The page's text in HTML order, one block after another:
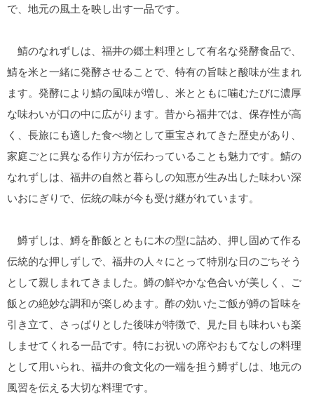
で、地元の風土を映し出す一品です。
鯖のなれずしは、福井の郷土料理として有名な発酵食品で、
鯖を米と一緒に発酵させることで、特有の旨味と酸味が生まれ
ます。発酵により鯖の風味が増し、米とともに噛むたびに濃厚
な味わいが口の中に広がります。昔から福井では、保存性が高
く、長旅にも適した食べ物として重宝されてきた歴史があり、
家庭ごとに異なる作り方が伝わっていることも魅力です。鯖の
なれずしは、福井の自然と暮らしの知恵が生み出した味わい深
いおにぎりで、伝統の味が今も受け継がれています。
鱒ずしは、鱒を酢飯とともに木の型に詰め、押し固めて作る
伝統的な押しずしで、福井の人々にとって特別な日のごちそう
として親しまれてきました。鱒の鮮やかな色合いが美しく、ご
飯との絶妙な調和が楽しめます。酢の効いたご飯が鱒の旨味を
引き立て、さっぱりとした後味が特徴で、見た目も味わいも楽
しませてくれる一品です。特にお祝いの席やおもてなしの料理
として用いられ、福井の食文化の一端を担う鱒ずしは、地元の
風習を伝える大切な料理です。